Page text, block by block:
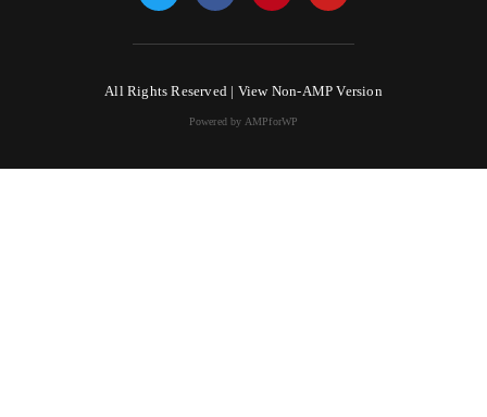
All Rights Reserved | View Non-AMP Version
Powered by AMPforWP